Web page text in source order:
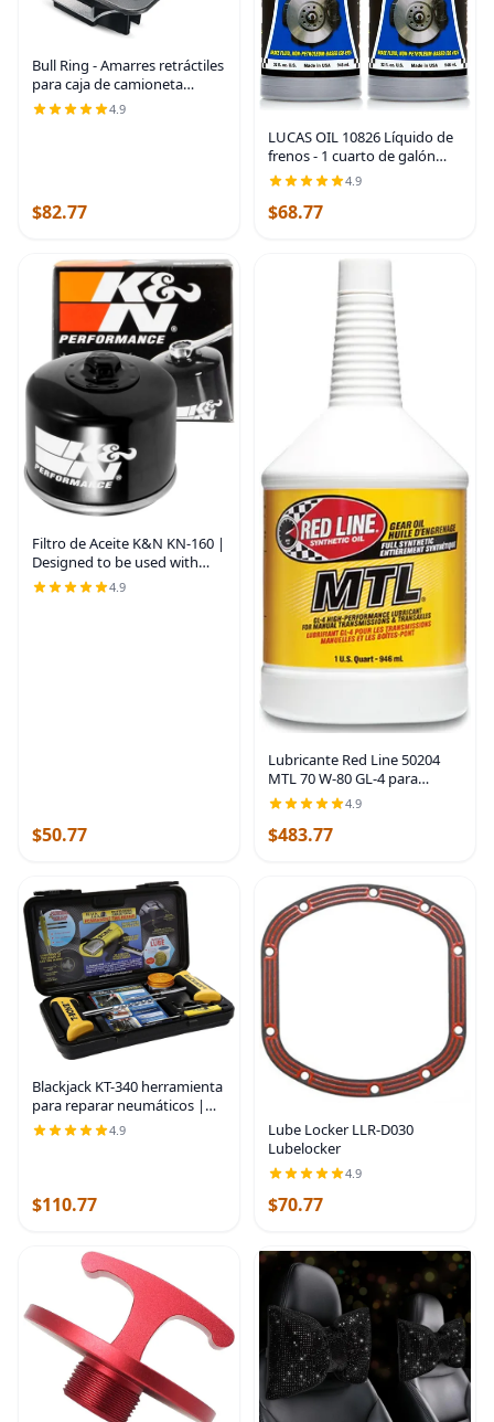
Bull Ring - Amarres retráctiles
para caja de camioneta
ajustables para Ford F150
2015-25, Super Duty 2017-25,
4.9
$82.77
LUCAS OIL 10826 Líquido de
frenos - 1 cuarto de galón
(paquete de 2)
4.9
$68.77
Filtro de Aceite K&N KN-160 |
Designed to be used with
Synthetic or Conventional
Oils, Wrench Off Nut: Fits
4.9
$50.77
Lubricante Red Line 50204
MTL 70 W-80 GL-4 para
transmisión manual y caja de
cambios
4.9
$483.77
Blackjack KT-340 herramienta
para reparar neumáticos |
Fabricado en Estados Unidos
4.9
$110.77
Lube Locker LLR-D030
Lubelocker
4.9
$70.77